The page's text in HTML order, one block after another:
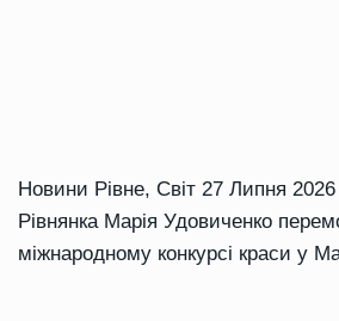
Новини Рівне, Світ 27 Липня 2026
Рівнянка Марія Удовиченко
міжнародному конкурсі краси у